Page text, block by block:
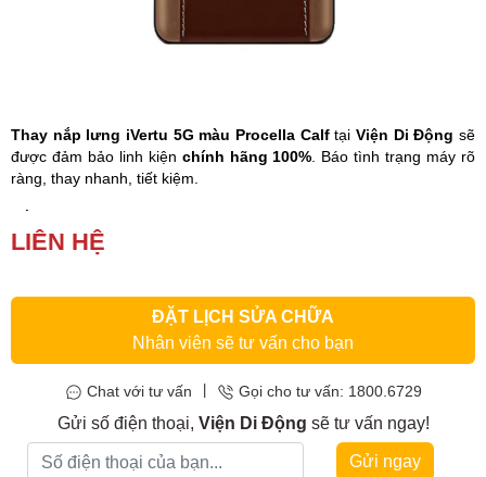
Thay nắp lưng iVertu 5G màu Procella CalftạiViện Di Động sẽ
được đảm bảo linh kiện chính hãng 100% . Báo tình trạng máy rõ
ràng, thay nhanh, tiết kiệm.
bất cẩn làm rơi làm nắp lưng bị vỡ, rạn mặt sau,… đó là những dấu
hiệu bạn cần phải
LIÊN HỆ
ĐẶT LỊCH SỬA CHỮA
Nhân viên sẽ tư vấn cho bạn
Chat với tư vấn Gọi cho tư vấn: 1800.6729
Gửi số điện thoại, Viện Di Động sẽ tư vấn ngay!
Gửi ngay